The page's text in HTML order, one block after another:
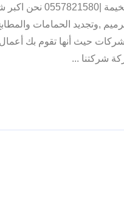
تكسير وترميم حمامات في
,وتجديد الحمامات
حيث أنها تقوم بك أعمال
شركتنا ...